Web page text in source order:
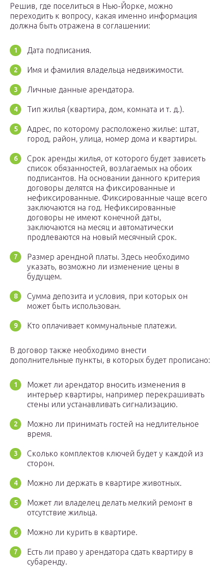
Решив, где поселиться в Нью-Йорке, можно
переходить к вопросу, какая именно информация
должна быть отражена в соглашении:
Дата подписания.
Имя и фамилия владельца недвижимости.
Личные данные арендатора.
Тип жилья (квартира, дом, комната и т. д.).
Адрес, по которому расположено жилье: штат,
город, район, улица, номер дома и квартиры.
Срок аренды жилья, от которого будет зависеть
список обязанностей, возлагаемых на обоих
подписантов. На основании данного критерия
договоры делятся на фиксированные и
нефиксированные. Фиксированные чаще всего
заключаются на год. Нефиксированные
договоры не имеют конечной даты,
заключаются на месяц и автоматически
продлеваются на новый месячный срок.
Размер арендной платы. Здесь необходимо
указать, возможно ли изменение цены в
будущем.
Сумма депозита и условия, при которых он
может быть использован.
Кто оплачивает коммунальные платежи.
В договор также необходимо внести
дополнительные пункты, в которых будет прописано:
Может ли арендатор вносить изменения в
интерьер квартиры, например перекрашивать
стены или устанавливать сигнализацию.
Можно ли принимать гостей на недлительное
время.
Сколько комплектов ключей будет у каждой из
сторон.
Можно ли держать в квартире животных.
Может ли владелец делать мелкий ремонт в
отсутствие жильца.
Можно ли курить в квартире.
Есть ли право у арендатора сдать квартиру в
субаренду.